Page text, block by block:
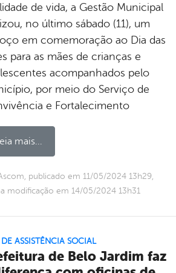
de vida, a Gestão Municipal
no último sábado (11), um
em comemoração ao Dia das
para as mães de crianças e
acompanhados pelo
por meio do Serviço de
e Fortalecimento
mais...
publicado em 11/05/2024 13h29,
modificação em 14/05/2024 13h31
DE ASSISTÊNCIA SOCIAL
de Belo Jardim faz